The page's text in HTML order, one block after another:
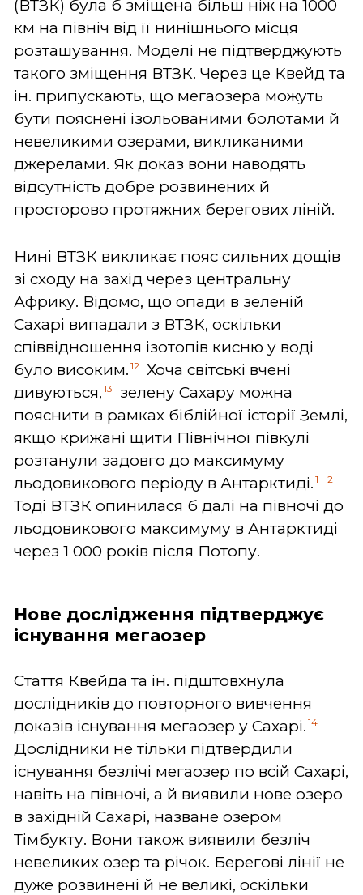
(ВТЗК) була б зміщена більш ніж на 1000
км на північ від її нинішнього місця
розташування. Моделі не підтверджують
такого зміщення ВТЗК. Через це Квейд та
ін. припускають, що мегаозера можуть
бути пояснені ізольованими болотами й
невеликими озерами, викликаними
джерелами. Як доказ вони наводять
відсутність добре розвинених й
просторово протяжних берегових ліній.
Нині ВТЗК викликає пояс сильних дощів
зі сходу на захід через центральну
Африку. Відомо, що опади в зеленій
Сахарі випадали з ВТЗК, оскільки
співвідношення ізотопів кисню у воді
було високим. 12
Хоча світські вчені
дивуються, 13
зелену Сахару можна
пояснити в рамках біблійної історії Землі,
якщо крижані щити Північної півкулі
розтанули задовго до максимуму
льодовикового періоду в Антарктиді. 1 2
Тоді ВТЗК опинилася б далі на півночі до
льодовикового максимуму в Антарктиді
через 1 000 років після Потопу.
Нове дослідження підтверджує
існування мегаозер
Стаття Квейда та ін. підштовхнула
дослідників до повторного вивчення
доказів існування мегаозер у Сахарі. 14
Дослідники не тільки підтвердили
існування безлічі мегаозер по всій Сахарі,
навіть на півночі, а й виявили нове озеро
в західній Сахарі, назване озером
Тімбукту. Вони також виявили безліч
невеликих озер та річок. Берегові лінії не
дуже розвинені й не великі, оскільки